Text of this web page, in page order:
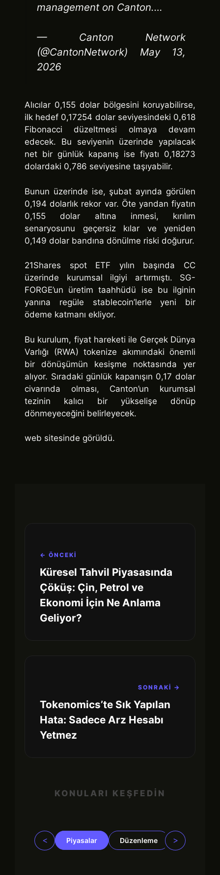
management on Canton.…
— Canton Network
(@CantonNetwork) May 13,
2026
Alıcılar 0,155 dolar bölgesini koruyabilirse,
ilk hedef 0,17254 dolar seviyesindeki 0,618
Fibonacci düzeltmesi olmaya devam
edecek. Bu seviyenin üzerinde yapılacak
net bir günlük kapanış ise fiyatı 0,18273
dolardaki 0,786 seviyesine taşıyabilir.
Bunun üzerinde ise, şubat ayında görülen
0,194 dolarlık rekor var. Öte yandan fiyatın
0,155 dolar altına inmesi, kırılım
senaryosunu geçersiz kılar ve yeniden
0,149 dolar bandına dönülme riski doğurur.
21Shares spot ETF yılın başında CC
üzerinde kurumsal ilgiyi artırmıştı. SG-
FORGE’un üretim taahhüdü ise bu ilginin
yanına regüle stablecoin’lerle yeni bir
ödeme katmanı ekliyor.
Bu kurulum, fiyat hareketi ile Gerçek Dünya
Varlığı (RWA) tokenize akımındaki önemli
bir dönüşümün kesişme noktasında yer
alıyor. Sıradaki günlük kapanışın 0,17 dolar
civarında olması, Canton’un kurumsal
tezinin kalıcı bir yükselişe dönüp
dönmeyeceğini belirleyecek.
web sitesinde görüldü.
← ÖNCEKİ
Küresel Tahvil Piyasasında
Çöküş: Çin, Petrol ve
Ekonomi İçin Ne Anlama
Geliyor?
SONRAKİ →
Tokenomics’te Sık Yapılan
Hata: Sadece Arz Hesabı
Yetmez
KONULARI KEŞFEDİN
< Piyasalar Düzenleme İşletmeler
>